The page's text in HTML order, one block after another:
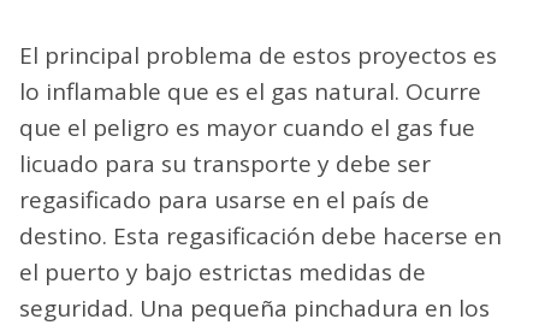
El principal problema de estos proyectos es
lo inflamable que es el gas natural. Ocurre
que el peligro es mayor cuando el gas fue
licuado para su transporte y debe ser
regasificado para usarse en el país de
destino. Esta regasificación debe hacerse en
el puerto y bajo estrictas medidas de
seguridad. Una pequeña pinchadura en los